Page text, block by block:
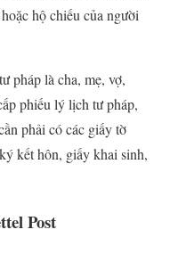
hộ chiếu của người
pháp là cha, mẹ, vợ,
phiếu lý lịch tư pháp,
phải có các giấy tờ
kết hôn, giấy khai sinh,
Post